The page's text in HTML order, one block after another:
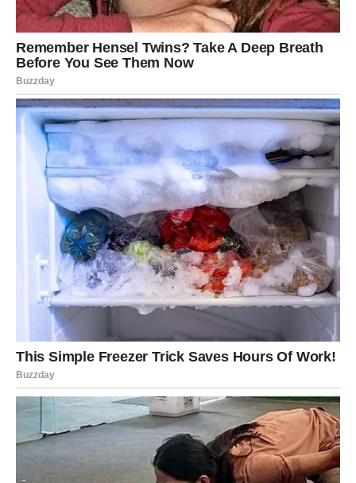
Ono što je posebno zanimljivo jeste da će vam ova prilika
otvoriti vrata o kojima ste dugo maštali.
RIBE
Ribe očekuje možda i najnevjerovatniji razvoj događaja.
Zvijezde pokazuju da se približava trenutak koji donosi
ostvarenje jedne velike želje ili susret koji ima posebno
značenje.
Moguća je ljubavna priča, poslovna ponuda ili vijest koja
vas ostavlja bez riječi. Ono što dolazi vraća vjeru da se
čuda zaista događaju onda kada ih najmanje očekujemo.
Pred vama je period koji biste mogli pamtiti veoma dugo.
Zvijezde sada pripremaju događaje koji izlaze iz okvira
svakodnevice. Mnogi znakovi dobijaju priliku da ostvare
ono što su dugo željeli, ali tri znaka posebno ulaze u
period velikih iznenađenja.
Najviše se izdvajaju Strijelac, Vodolija i Ribe, kojima